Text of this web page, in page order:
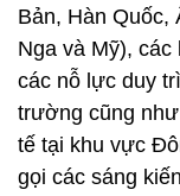
Bản, Hàn Quốc,
Nga và Mỹ),
các nỗ lực duy
trường cũng
tế tại khu vực
gọi các sáng